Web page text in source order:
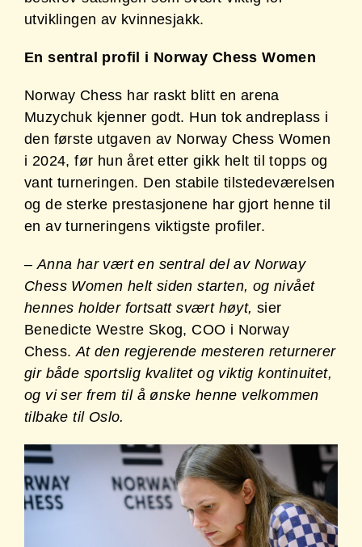
utviklingen av kvinnesjakk.
En sentral profil i Norway Chess Women
Norway Chess har raskt blitt en arena
Muzychuk kjenner godt. Hun tok andreplass i
den første utgaven av Norway Chess Women
i 2024, før hun året etter gikk helt til topps og
vant turneringen. Den stabile tilstedeværelsen
og de sterke prestasjonene har gjort henne til
en av turneringens viktigste profiler.
–Anna har vært en sentral del av Norway
Chess Women helt siden starten, og nivået
hennes holder fortsatt svært høyt, sier
Benedicte Westre Skog, COO i Norway
Chess.At den regjerende mesteren returnerer
gir både sportslig kvalitet og viktig kontinuitet,
og vi ser frem til å ønske henne velkommen
tilbake til Oslo.